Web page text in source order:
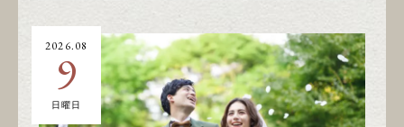
2026.08
9
日曜日